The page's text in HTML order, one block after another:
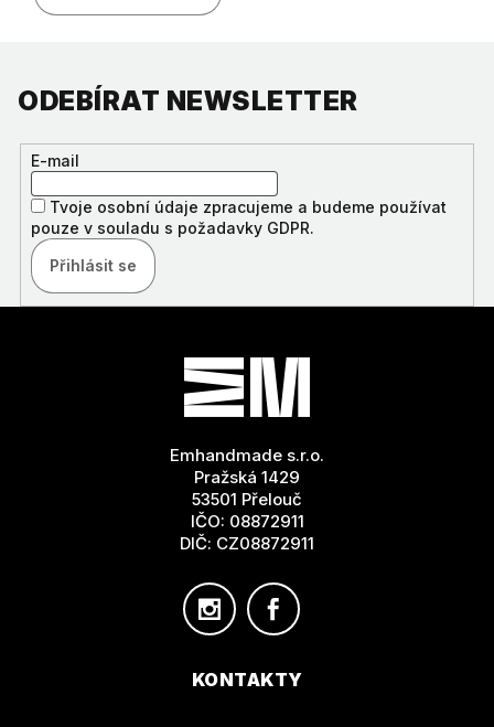
ODEBÍRAT NEWSLETTER
E-mail
Tvoje osobní údaje zpracujeme a budeme používat
pouze v souladu s požadavky GDPR.
Přihlásit se
Emhandmade s.r.o.
Pražská 1429
53501 Přelouč
IČO: 08872911
DIČ: CZ08872911
KONTAKTY